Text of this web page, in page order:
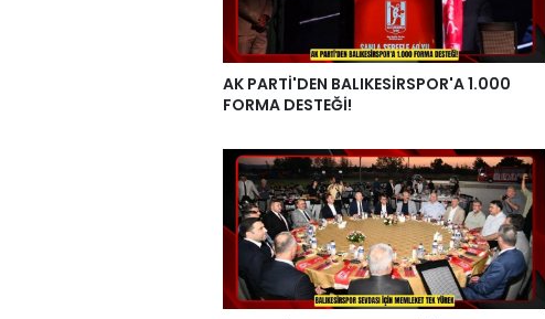
AK PARTİ'DEN BALIKESİRSPOR'A 1.000
FORMA DESTEĞİ!